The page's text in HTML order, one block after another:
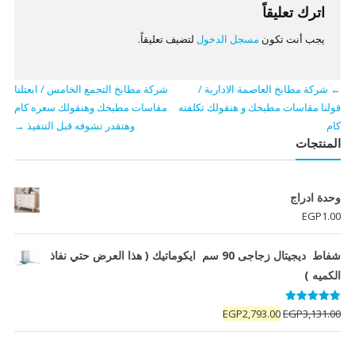
اترك تعليقاً
يجب أنت تكون مسجل الدخول لتضيف تعليقاً.
← شركة مطابخ العاصمة الادارية /
قولنا مقاسات مطبخك و هنقولك تكلفته
كام
شركة مطابخ التجمع الخامس / ابعتلنا
مقاسات مطبخك وهنقولك سعره كام
وهتقدر تشوفه قبل التنفيذ →
المنتجات
وحدة ادراج
EGP1.00
شفاط ديجيتال زجاجى 90 سم ايكوماتيك ( هذا العرض حتي نفاذ
الكميه )
تم التقييم
5.00 من 5EGP3,131.00
السعر
الأصلي
EGP2,793.00
السعر
الحالي